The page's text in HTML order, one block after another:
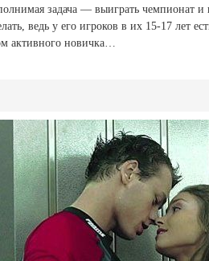
задача — выиграть чемпионат
ведь у его игроков в их 15-17 лет
активного новичка…